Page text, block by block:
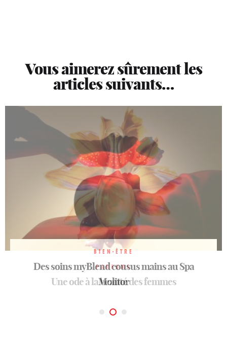
Vous aimerez sûrement les
articles suivants…
PARFUMS
Une ode à la beauté des femmes
BIEN-ÊTRE
Des soins myBlend cousus mains au Spa
Molitor
BEAUTÉ
Officine Universelle Buly: conte d’apothicaire